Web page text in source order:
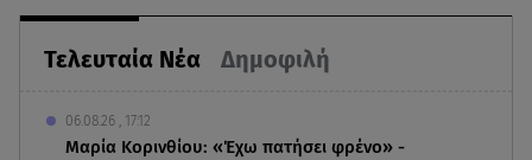
Τελευταία Νέα Δημοφιλή
06.08.26 , 17:12
Μαρία Κορινθίου: «Έχω πατήσει φρένο» -